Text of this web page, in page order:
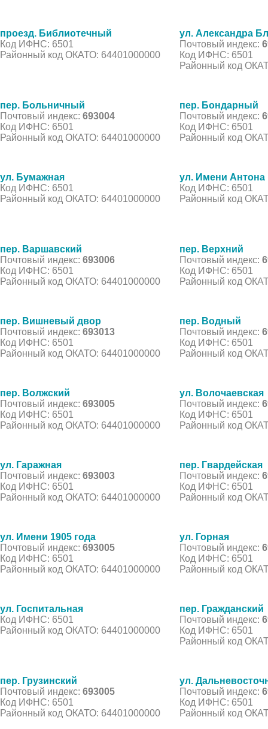
проезд. Библиотечный
Код ИФНС: 6501
Районный код ОКАТО: 64401000000
ул. Александра
Почтовый индекс:
Код ИФНС: 6501
Районный код
пер. Больничный
Почтовый индекс: 693004
Код ИФНС: 6501
Районный код ОКАТО: 64401000000
пер. Бондарный
Почтовый индекс:
Код ИФНС: 6501
Районный код
ул. Бумажная
Код ИФНС: 6501
Районный код ОКАТО: 64401000000
ул. Имени
Код ИФНС: 6501
Районный код
пер. Варшавский
Почтовый индекс: 693006
Код ИФНС: 6501
Районный код ОКАТО: 64401000000
пер. Верхний
Почтовый индекс:
Код ИФНС: 6501
Районный код
пер. Вишневый двор
Почтовый индекс: 693013
Код ИФНС: 6501
Районный код ОКАТО: 64401000000
пер. Водный
Почтовый индекс:
Код ИФНС: 6501
Районный код
пер. Волжский
Почтовый индекс: 693005
Код ИФНС: 6501
Районный код ОКАТО: 64401000000
ул. Волочаевская
Почтовый индекс:
Код ИФНС: 6501
Районный код
ул. Гаражная
Почтовый индекс: 693003
Код ИФНС: 6501
Районный код ОКАТО: 64401000000
пер. Гвардейская
Почтовый индекс:
Код ИФНС: 6501
Районный код
ул. Имени 1905 года
Почтовый индекс: 693005
Код ИФНС: 6501
Районный код ОКАТО: 64401000000
ул. Горная
Почтовый индекс:
Код ИФНС: 6501
Районный код
ул. Госпитальная
Код ИФНС: 6501
Районный код ОКАТО: 64401000000
пер. Гражданский
Почтовый индекс:
Код ИФНС: 6501
Районный код
пер. Грузинский
Почтовый индекс: 693005
Код ИФНС: 6501
Районный код ОКАТО: 64401000000
ул.
Почтовый индекс:
Код ИФНС: 6501
Районный код